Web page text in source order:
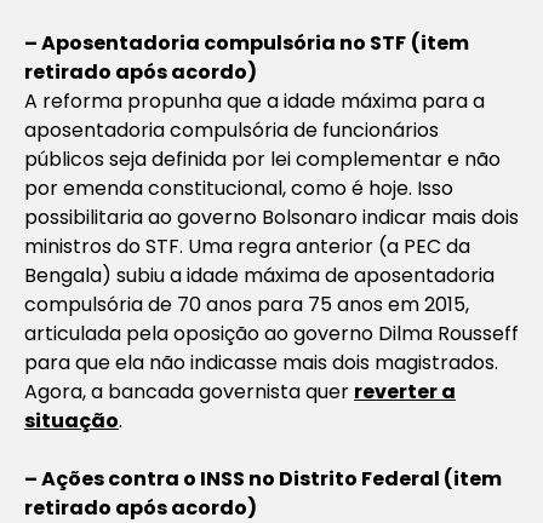
– Aposentadoria compulsória no STF (item
retirado após acordo)
A reforma propunha que a idade máxima para a
aposentadoria compulsória de funcionários
públicos seja definida por lei complementar e não
por emenda constitucional, como é hoje. Isso
possibilitaria ao governo Bolsonaro indicar mais dois
ministros do STF. Uma regra anterior (a PEC da
Bengala) subiu a idade máxima de aposentadoria
compulsória de 70 anos para 75 anos em 2015,
articulada pela oposição ao governo Dilma Rousseff
para que ela não indicasse mais dois magistrados.
Agora, a bancada governista quer reverter a
situação.
– Ações contra o INSS no Distrito Federal (item
retirado após acordo)